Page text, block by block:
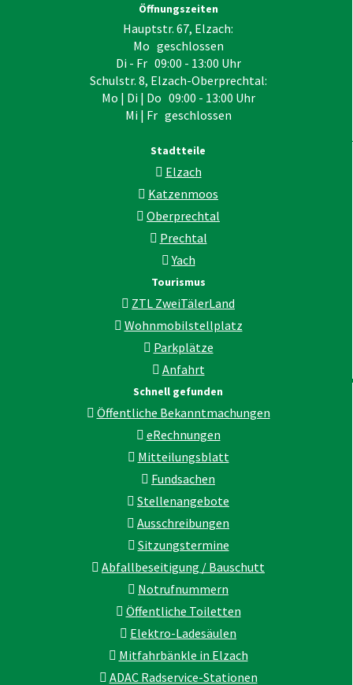
Öffnungszeiten
Hauptstr. 67, Elzach:
Mo geschlossen
Di - Fr 09:00 - 13:00 Uhr
Schulstr. 8, Elzach-Oberprechtal:
Mo | Di | Do 09:00 - 13:00 Uhr
Mi | Fr geschlossen
Stadtteile
Elzach
Katzenmoos
Oberprechtal
Prechtal
Yach
Tourismus
ZTL ZweiTälerLand
Wohnmobilstellplatz
Parkplätze
Anfahrt
Schnell gefunden
Öffentliche Bekanntmachungen
eRechnungen
Mitteilungsblatt
Fundsachen
Stellenangebote
Ausschreibungen
Sitzungstermine
Abfallbeseitigung / Bauschutt
Notrufnummern
Öffentliche Toiletten
Elektro-Ladesäulen
Mitfahrbänkle in Elzach
ADAC Radservice-Stationen